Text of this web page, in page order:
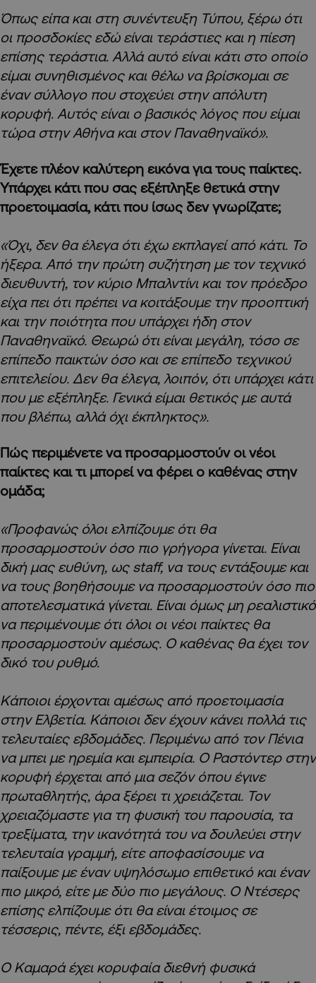
Όπως είπα και στη συνέντευξη Τύπου, ξέρω ότι
οι προσδοκίες εδώ είναι τεράστιες και η πίεση
επίσης τεράστια. Αλλά αυτό είναι κάτι στο οποίο
είμαι συνηθισμένος και θέλω να βρίσκομαι σε
έναν σύλλογο που στοχεύει στην απόλυτη
κορυφή. Αυτός είναι ο βασικός λόγος που είμαι
τώρα στην Αθήνα και στον Παναθηναϊκό».
Έχετε πλέον καλύτερη εικόνα για τους παίκτες.
Υπάρχει κάτι που σας εξέπληξε θετικά στην
προετοιμασία, κάτι που ίσως δεν γνωρίζατε;
«Όχι, δεν θα έλεγα ότι έχω εκπλαγεί από κάτι. Το
ήξερα. Από την πρώτη συζήτηση με τον τεχνικό
διευθυντή, τον κύριο Μπαλντίνι και τον πρόεδρο
είχα πει ότι πρέπει να κοιτάξουμε την προοπτική
και την ποιότητα που υπάρχει ήδη στον
Παναθηναϊκό. Θεωρώ ότι είναι μεγάλη, τόσο σε
επίπεδο παικτών όσο και σε επίπεδο τεχνικού
επιτελείου. Δεν θα έλεγα, λοιπόν, ότι υπάρχει κάτι
που με εξέπληξε. Γενικά είμαι θετικός με αυτά
που βλέπω, αλλά όχι έκπληκτος».
Πώς περιμένετε να προσαρμοστούν οι νέοι
παίκτες και τι μπορεί να φέρει ο καθένας στην
ομάδα;
«Προφανώς όλοι ελπίζουμε ότι θα
προσαρμοστούν όσο πιο γρήγορα γίνεται. Είναι
δική μας ευθύνη, ως staff, να τους εντάξουμε και
να τους βοηθήσουμε να προσαρμοστούν όσο πιο
αποτελεσματικά γίνεται. Είναι όμως μη ρεαλιστικό
να περιμένουμε ότι όλοι οι νέοι παίκτες θα
προσαρμοστούν αμέσως. Ο καθένας θα έχει τον
δικό του ρυθμό.
Κάποιοι έρχονται αμέσως από προετοιμασία
στην Ελβετία. Κάποιοι δεν έχουν κάνει πολλά τις
τελευταίες εβδομάδες. Περιμένω από τον Πένια
να μπει με ηρεμία και εμπειρία. Ο Ραστόντερ στην
κορυφή έρχεται από μια σεζόν όπου έγινε
πρωταθλητής, άρα ξέρει τι χρειάζεται. Τον
χρειαζόμαστε για τη φυσική του παρουσία, τα
τρεξίματα, την ικανότητά του να δουλεύει στην
τελευταία γραμμή, είτε αποφασίσουμε να
παίξουμε με έναν υψηλόσωμο επιθετικό και έναν
πιο μικρό, είτε με δύο πιο μεγάλους. Ο Ντέσερς
επίσης ελπίζουμε ότι θα είναι έτοιμος σε
τέσσερις, πέντε, έξι εβδομάδες.
Ο Καμαρά έχει κορυφαία διεθνή φυσικά